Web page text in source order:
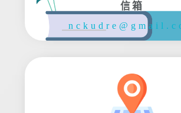
信箱